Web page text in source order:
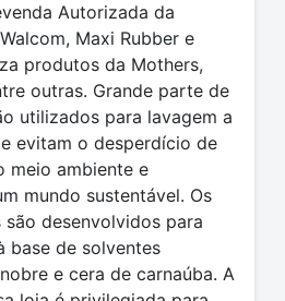
Autorizada da
Maxi Rubber e
produtos da Mothers,
outras. Grande parte de
utilizados para lavagem a
evitam o desperdício de
meio ambiente e
mundo sustentável. Os
desenvolvidos para
base de solventes
e cera de carnaúba. A